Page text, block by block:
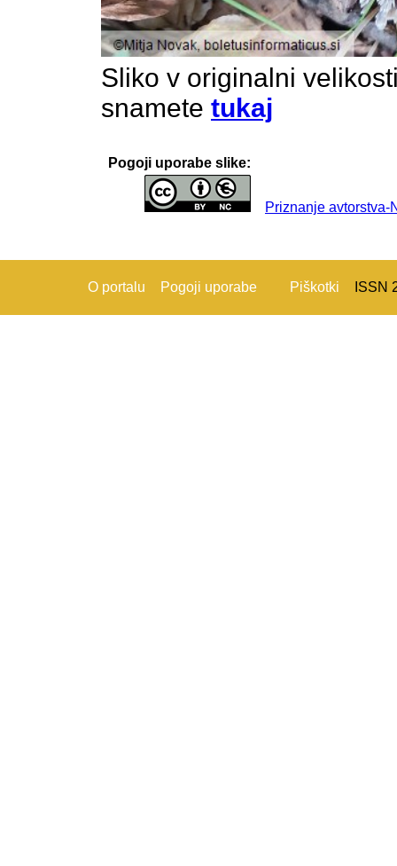
Sliko v originalni
snamete tukaj
Pogoji uporabe slike:
Priznanje avtorstva-
O portalu Pogoji uporabe Piškotki ISSN